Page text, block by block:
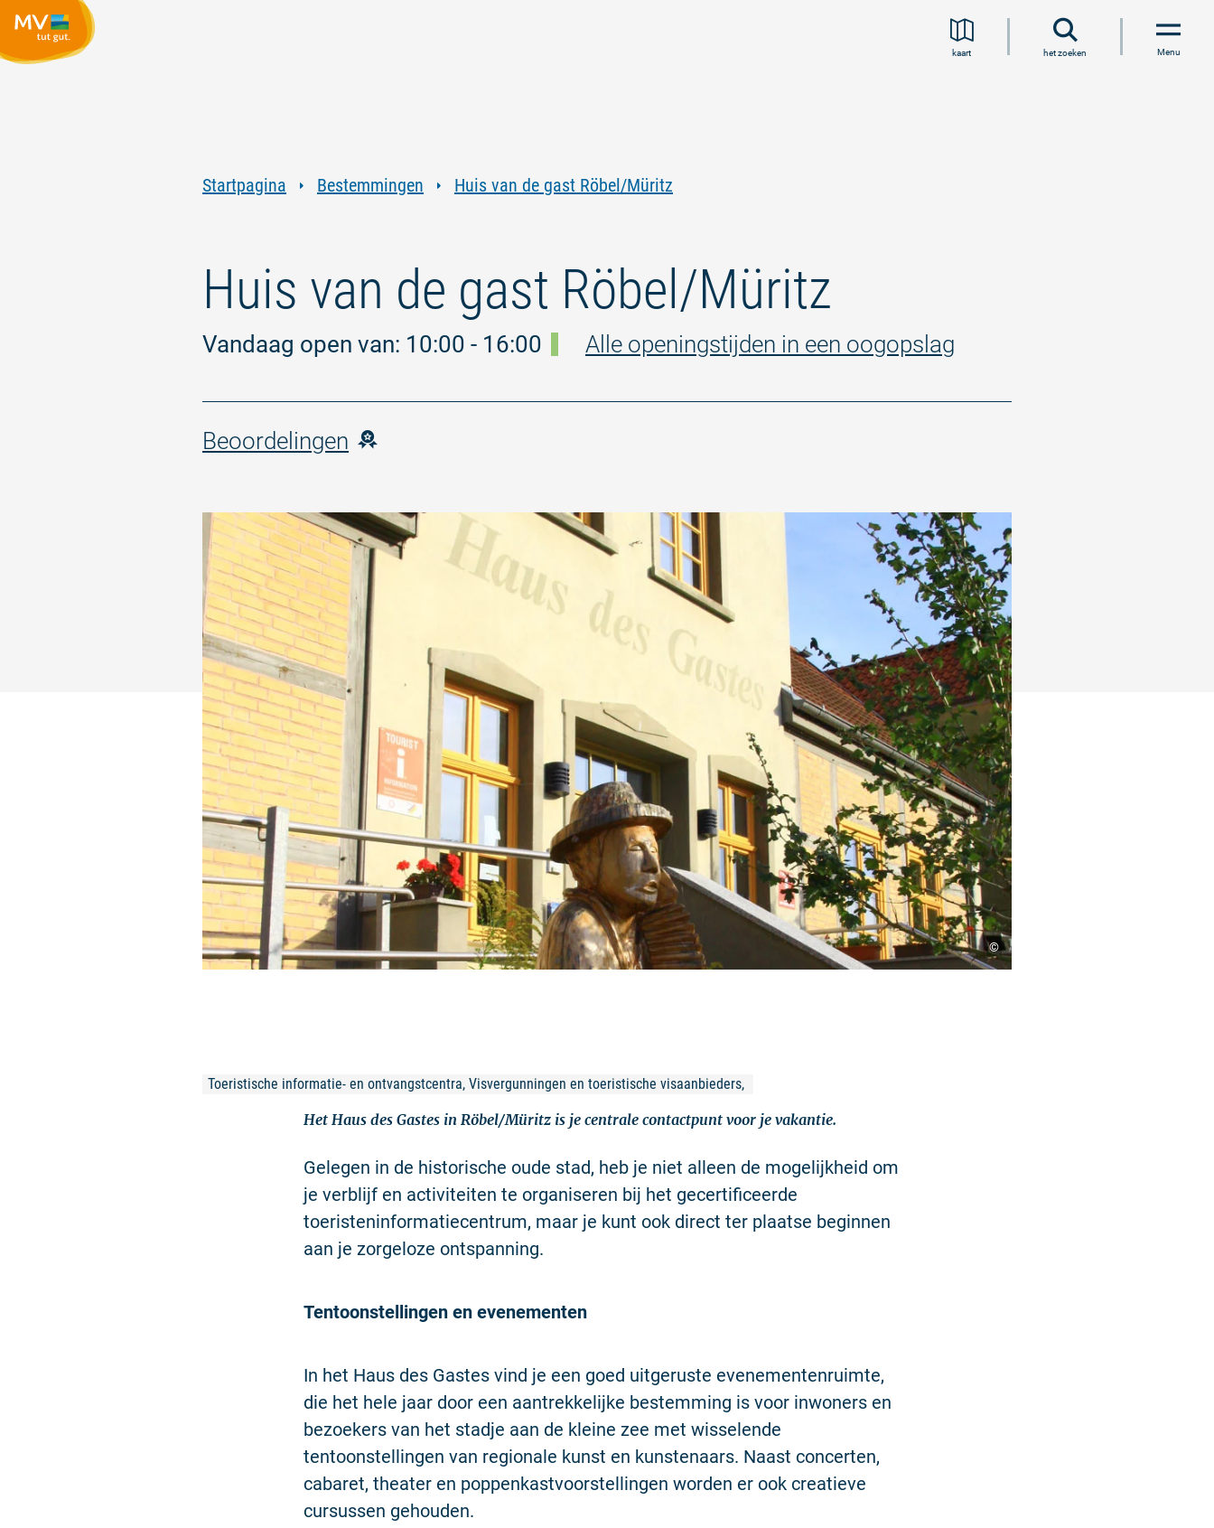
kaart het zoeken Menu
Startpagina Bestemmingen Huis van de gast Röbel/Müritz
Huis van de gast Röbel/Müritz
Vandaag open van: 10:00 - 16:00 Alle openingstijden in een oogopslag
Beoordelingen
©
Toeristische informatie- en ontvangstcentra, Visvergunningen en toeristische visaanbieders,
Het Haus des Gastes in Röbel/Müritz is je centrale contactpunt voor je vakantie.
Gelegen in de historische oude stad, heb je niet alleen de mogelijkheid om
je verblijf en activiteiten te organiseren bij het gecertificeerde
toeristeninformatiecentrum, maar je kunt ook direct ter plaatse beginnen
aan je zorgeloze ontspanning.
Tentoonstellingen en evenementen
In het Haus des Gastes vind je een goed uitgeruste evenementenruimte,
die het hele jaar door een aantrekkelijke bestemming is voor inwoners en
bezoekers van het stadje aan de kleine zee met wisselende
tentoonstellingen van regionale kunst en kunstenaars. Naast concerten,
cabaret, theater en poppenkastvoorstellingen worden er ook creatieve
cursussen gehouden.